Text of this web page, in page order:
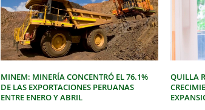
MINEM: MINERÍA CONCENTRÓ EL 76.1%
DE LAS EXPORTACIONES PERUANAS
ENTRE ENERO Y ABRIL
QUILLA